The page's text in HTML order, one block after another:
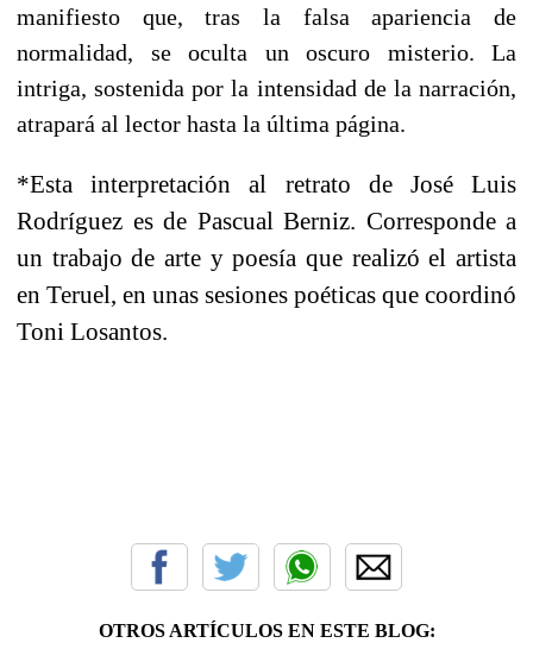
manifiesto que, tras la falsa apariencia de
normalidad, se oculta un oscuro misterio. La
intriga, sostenida por la intensidad de la narración,
atrapará al lector hasta la última página.
*Esta interpretación al retrato de José Luis
Rodríguez es de Pascual Berniz. Corresponde a
un trabajo de arte y poesía que realizó el artista
en Teruel, en unas sesiones poéticas que coordinó
Toni Losantos.
OTROS ARTÍCULOS EN ESTE BLOG: